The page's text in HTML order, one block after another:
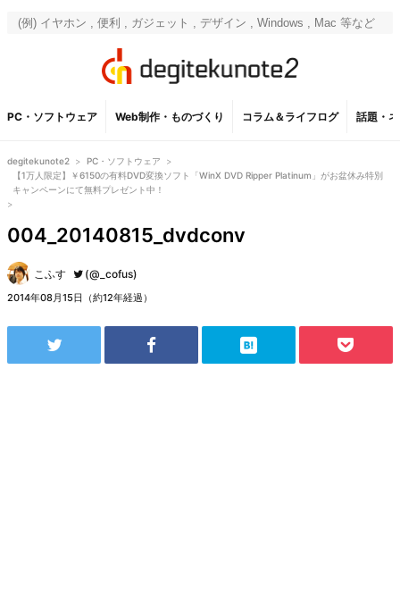
PC・ソフトウェア Web制作・ものづくり コラム＆ライフログ 話題・
degitekunote2 > PC・ソフトウェア
>
【1万人限定】￥6150の有料DVD変換ソフト「WinX DVD Ripper Platinum」がお盆休み特別
キャンペーンにて無料プレゼント中！
>
004_20140815_dvdconv
こふす (@_cofus)
2014年08月15日（約12年経過）